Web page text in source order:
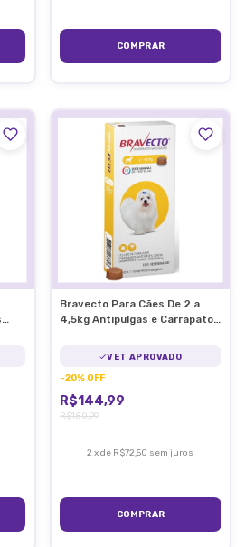
Bravecto Para Cães De 2 a
4,5kg Antipulgas e Carrapatos
VET APROVADO
-20% OFF
R$144,99
R$180,99
2 xde R$72,50 sem juros